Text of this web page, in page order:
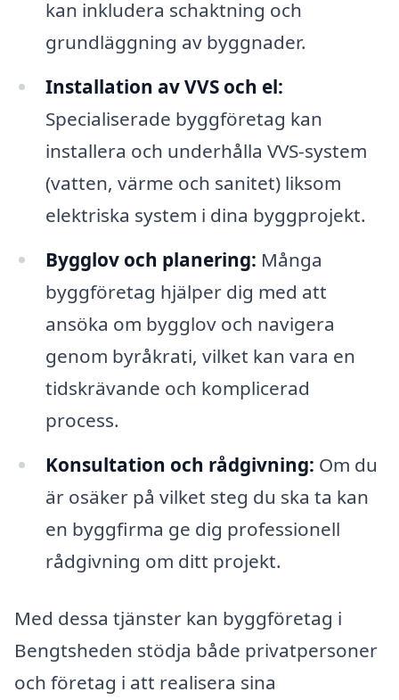
kan inkludera schaktning och
grundläggning av byggnader.
Installation av VVS och el:
Specialiserade byggföretag kan
installera och underhålla VVS-system
(vatten, värme och sanitet) liksom
elektriska system i dina byggprojekt.
Bygglov och planering: Många
byggföretag hjälper dig med att
ansöka om bygglov och navigera
genom byråkrati, vilket kan vara en
tidskrävande och komplicerad
process.
Konsultation och rådgivning: Om du
är osäker på vilket steg du ska ta kan
en byggfirma ge dig professionell
rådgivning om ditt projekt.
Med dessa tjänster kan byggföretag i
Bengtsheden stödja både privatpersoner
och företag i att realisera sina